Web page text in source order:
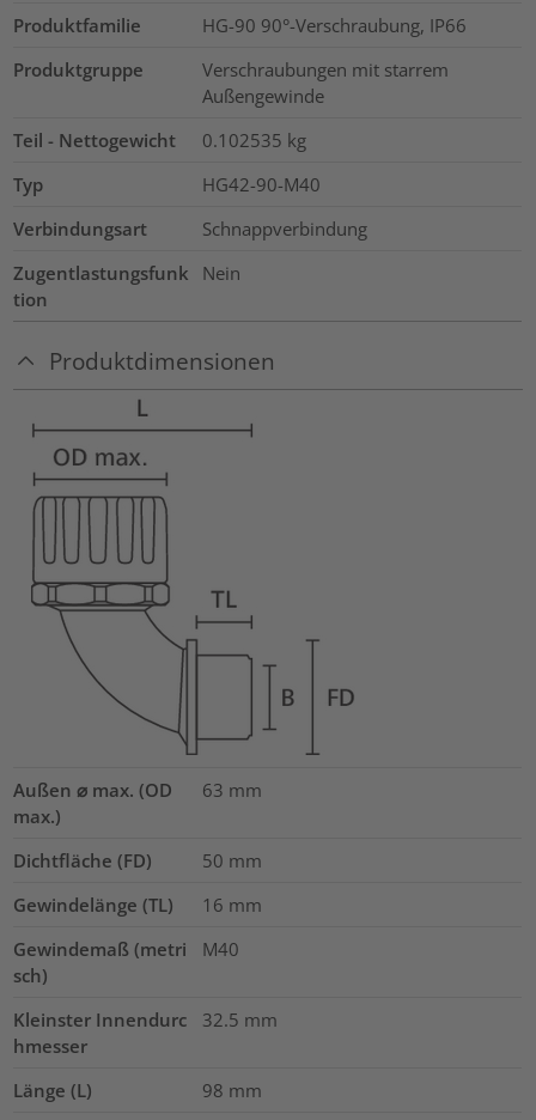
Produktfamilie
HG-90 90°-Verschraubung, IP66
Produktgruppe
Verschraubungen mit starrem
Außengewinde
Teil - Nettogewicht
0.102535 kg
Typ
HG42-90-M40
Verbindungsart
Schnappverbindung
Zugentlastungsfunk
tion
Nein
Produktdimensionen
Außen ⌀ max. (OD
max.)
63 mm
Dichtfläche (FD) 50 mm
Gewindelänge (TL)
16 mm
Gewindemaß (metri
sch)
M40
Kleinster Innendurc
hmesser
32.5 mm
Länge (L) 98 mm